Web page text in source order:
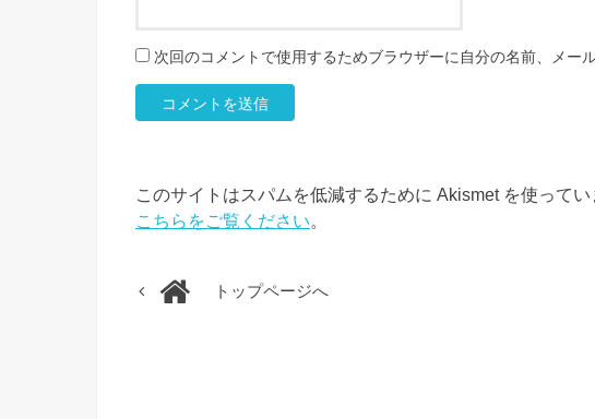
次回のコメントで使用するためブラウザーに自分の名前、メー
このサイトはスパムを低減するために Akismet を使ってい
こちらをご覧ください。
トップページへ